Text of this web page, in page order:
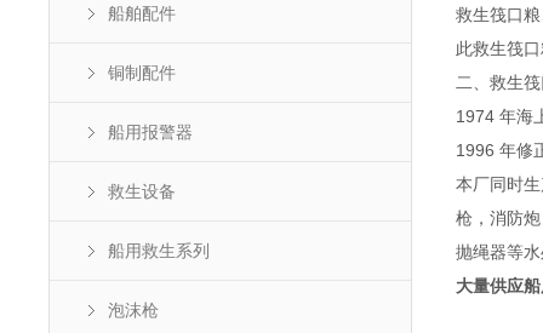
船舶配件
铜制配件
船用报警器
救生设备
船用救生系列
泡沫枪
救生筏口
此救生筏
二、救生
1974 年海
1996 年修
本厂同时
枪，消防
抛绳器等
大量供应